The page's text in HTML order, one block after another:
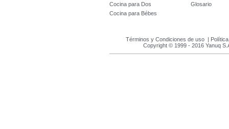
Cocina para Dos
Glosario
Cocina para Bébes
Términos y Condiciones de uso |
Copyright © 1999 - 2016 Yanuq